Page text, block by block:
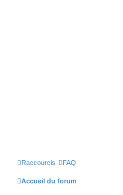
Raccourcis FAQ
Accueil du forum